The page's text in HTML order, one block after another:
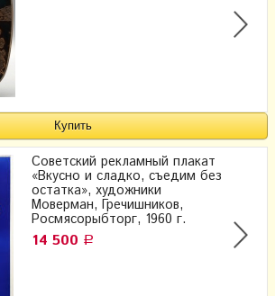
Советский рекламный плакат
«Вкусно и сладко, съедим без
остатка», художники
Моверман, Гречишников,
Росмясорыбторг, 1960 г.
14 500 Р